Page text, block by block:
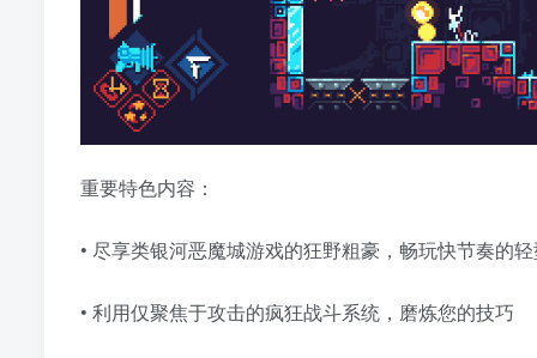
重要特色内容：
• 尽享类银河恶魔城游戏的狂野粗豪，畅玩快节奏的
• 利用仅聚焦于攻击的疯狂战斗系统，磨炼您的技巧